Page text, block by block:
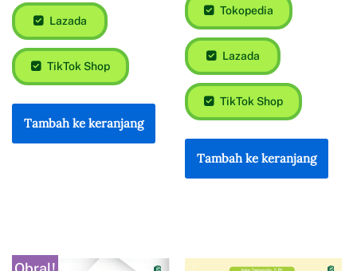
Lazada
TikTok Shop
Tambah ke keranjang
Shopee
Tokopedia